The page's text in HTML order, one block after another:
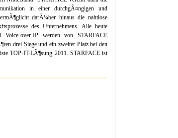
in einer durchgÃ¤ngigen und
darÃ¼ber hinaus die nahtlose
des Unternehmens. Alle heute
Voice-over-IP werden von STARFACE
drei Siege und ein zweiter Platz bei den
TOP-IT-LÃ¶sung 2011. STARFACE ist